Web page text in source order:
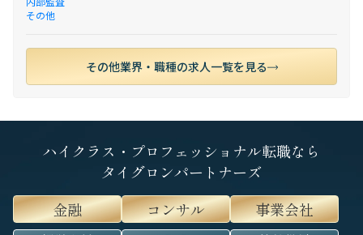
その他
その他業界・職種の求人一覧を見る
ハイクラス・プロフェッショナル転職なら
タイグロンパートナーズ
金融
コンサル 事業会社